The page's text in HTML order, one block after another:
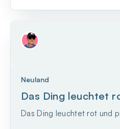
Neuland
Das Ding leuchtet
Das Ding leuchtet rot und